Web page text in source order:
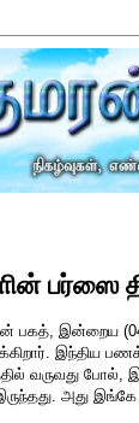
பர்ஸை
பகத், இன்றைய
இந்திய
வருவது போல்,
அது இங்கே